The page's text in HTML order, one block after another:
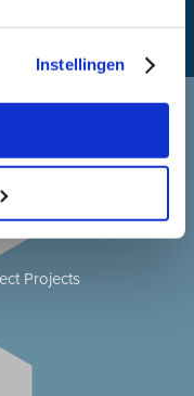
Instellingen
Projects
website?
Projects